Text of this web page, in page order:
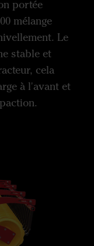
portée
mélange
Le
stable et
cela
à l'avant et